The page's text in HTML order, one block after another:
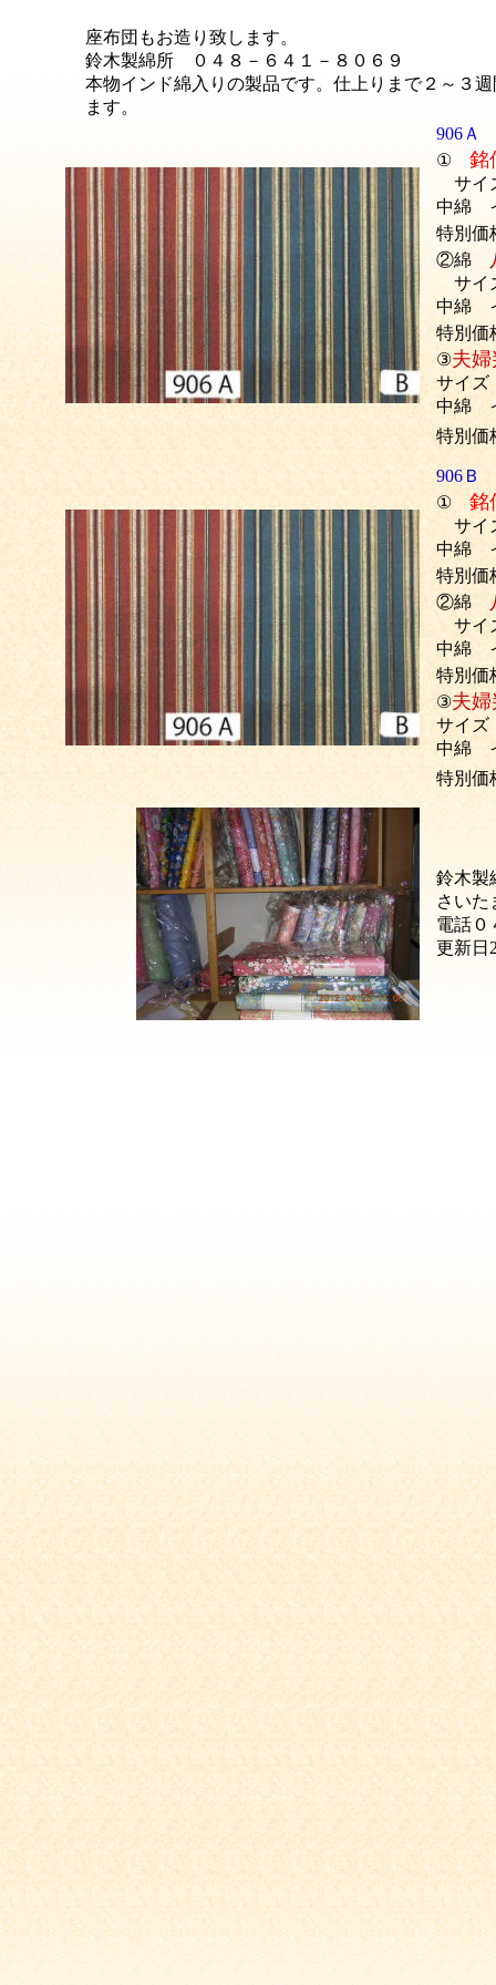
座布団もお造り致します。
鈴木製綿所 ０４８－６４１－８０６９
本物インド綿入りの製品です。仕上りまで２～３
ます。
906Ａ
① 銘
サイ
中綿
特別
②綿
サイ
中綿
特別
③夫婦
サイ
中綿
特別価
906Ｂ
①銘
サイ
中綿
特別
②綿
サイ
中綿
特別
③夫
サイ
中綿
特別価
鈴木
さいた
電話０
更新日